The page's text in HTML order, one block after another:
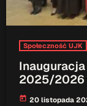
TOP CHART
Społeczność UJK
2025/2026
today 20 listopada